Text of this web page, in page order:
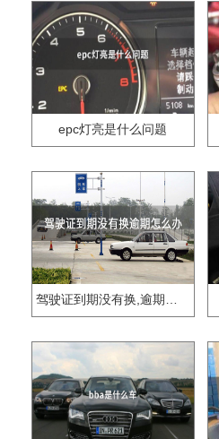
epc灯亮是什么问题
驾驶证到期没有换,逾期怎么办??